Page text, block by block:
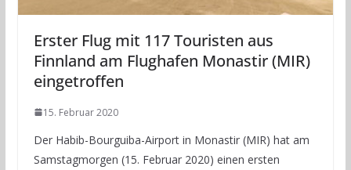
Erster Flug mit 117 Touristen aus
Finnland am Flughafen Monastir (MIR)
eingetroffen
15. Februar 2020
Der Habib-Bourguiba-Airport in Monastir (MIR) hat am
Samstagmorgen (15. Februar 2020) einen ersten